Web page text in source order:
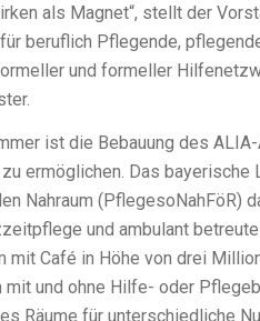
als Magnet“, stellt der
beruflich Pflegende,
und formeller
ist die Bebauung des
ermöglichen. Das bayerische
Nahraum (PflegesoNahFöR)
und ambulant
Café in Höhe von drei
und ohne Hilfe- oder
Räume für unterschiedliche